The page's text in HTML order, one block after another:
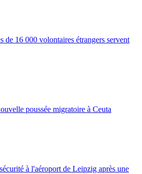
de 16 000 volontaires étrangers servent
poussée migratoire à Ceuta
à l'aéroport de Leipzig après une